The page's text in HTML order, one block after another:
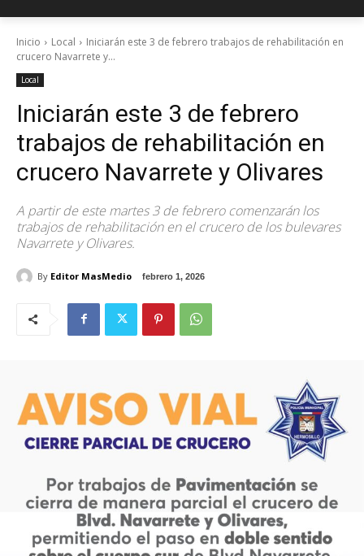
Inicio Local
Iniciarán este 3 de febrero trabajos de rehabilitación en
crucero Navarrete y...
Local
Iniciarán este 3 de febrero
trabajos de rehabilitación en
crucero Navarrete y Olivares
A partir de este martes 3 de febrero comenzarán los
trabajos de rehabilitación en el crucero de los bulevares
Navarrete y Olivares.
By Editor MasMedio febrero 1, 2026